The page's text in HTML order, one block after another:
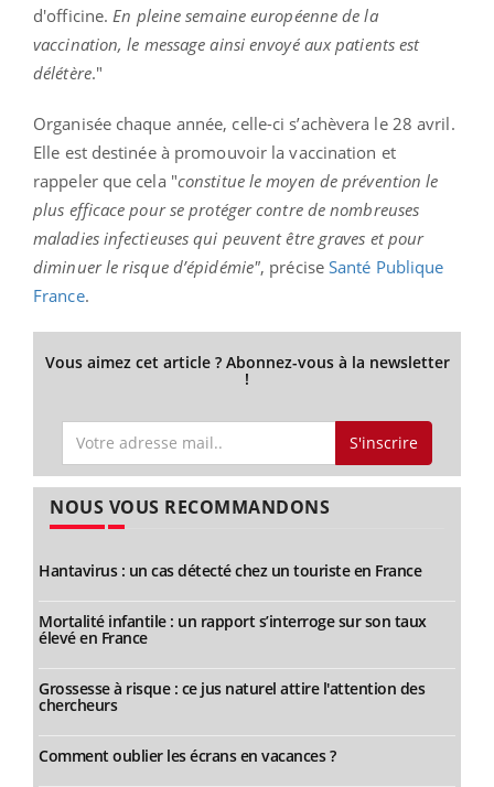
d'officine. En pleine semaine européenne de la
vaccination, le message ainsi envoyé aux patients est
délétère."
Organisée chaque année, celle-ci s’achèvera le 28 avril.
Elle est destinée à promouvoir la vaccination et
rappeler que cela "constitue le moyen de prévention le
plus efficace pour se protéger contre de nombreuses
maladies infectieuses qui peuvent être graves et pour
diminuer le risque d’épidémie", préciseSanté Publique
France.
Vous aimez cet article ? Abonnez-vous à la newsletter
!
S'inscrire
NOUS VOUS RECOMMANDONS
Hantavirus : un cas détecté chez un touriste en France
Mortalité infantile : un rapport s’interroge sur son taux
élevé en France
Grossesse à risque : ce jus naturel attire l'attention des
chercheurs
Comment oublier les écrans en vacances ?